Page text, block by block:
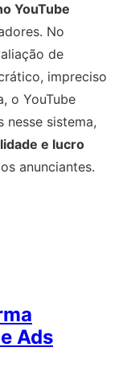
YouTube
No
de
impreciso
o YouTube
nesse sistema,
e lucro
anunciantes.
Ads